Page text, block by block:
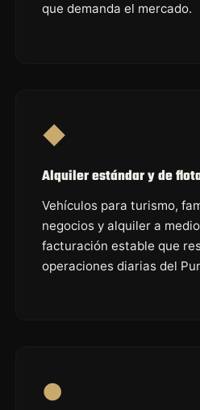
que demanda el mercado.
◆
Alquiler estándar y de
Vehículos para turismo,
negocios y alquiler a
facturación estable que
operaciones diarias del
●